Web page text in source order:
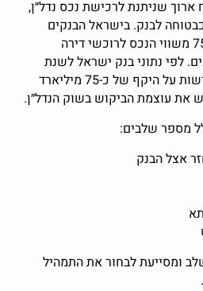
שניתנת לרכישת נכס נדל״ן,
לבנק. בישראל הבנקים
מאפשרים מימון של עד 75% משווי הנכס לרוכשי דירה
למשקיעים. לפי נתוני בנק ישראל לשנת
2025, עמדו משכנתאות חדשות על היקף של כ-75 מיליארד
את עוצמת הביקוש בשוק הנדל״ן.
מספר שלבים:
אצל הבנק
ומסייעת לבחור את התמהיל